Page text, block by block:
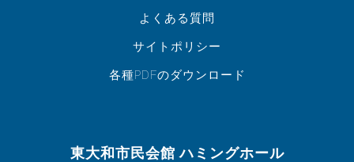
よくある質問
サイトポリシー
各種PDFのダウンロード
東大和市民会館 ハミングホール